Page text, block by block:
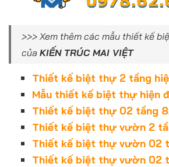
>>> Xem thêm các mẫu thiết kế
của KIẾN TRÚC MAI VIỆT
Thiết kế biệt thự 2 tầng
Mẫu thiết kế biệt thự hiện
Thiết kế biệt thự 02 tầng
Thiết kế biệt thự vườn 2
Thiết kế biệt thự vườn 02
Thiết kế biệt thự vườn 02